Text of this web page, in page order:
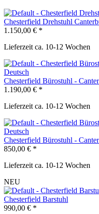
Chesterfield Drehstuhl
1.150,00 € *
Lieferzeit ca. 10-12 Wochen
Chesterfield Bürostuhl -
1.190,00 € *
Lieferzeit ca. 10-12 Wochen
Chesterfield Bürostuhl -
850,00 € *
Lieferzeit ca. 10-12 Wochen
NEU
Chesterfield Barstuhl
990,00 € *